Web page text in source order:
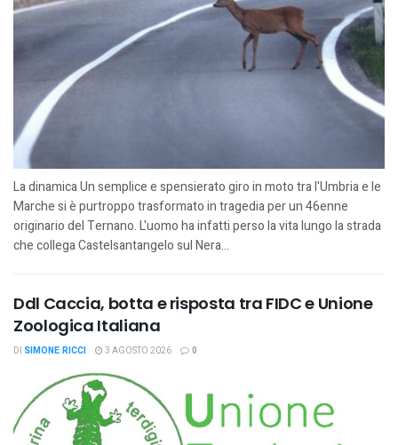
La dinamica Un semplice e spensierato giro in moto tra l'Umbria e le
Marche si è purtroppo trasformato in tragedia per un 46enne
originario del Ternano. L'uomo ha infatti perso la vita lungo la strada
che collega Castelsantangelo sul Nera...
Ddl Caccia, botta e risposta tra FIDC e Unione
Zoologica Italiana
DI SIMONE RICCI 3 AGOSTO 2026 0